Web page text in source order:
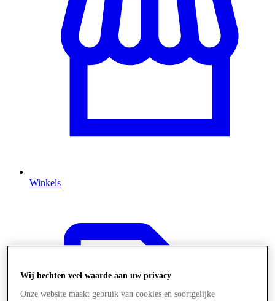
Winkels
Wij hechten veel waarde aan uw privacy
Onze website maakt gebruik van cookies en soortgelijke